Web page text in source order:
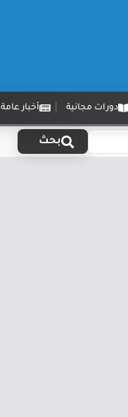
دورات مجانية أخبار عامة
بحث